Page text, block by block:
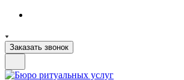
Заказать звонок